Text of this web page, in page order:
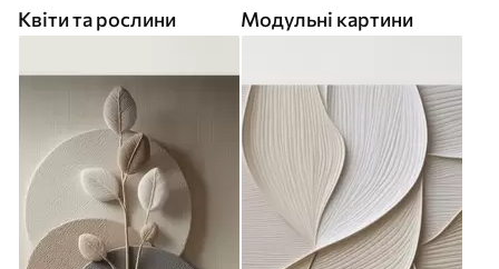
Квіти та рослини Модульні картини